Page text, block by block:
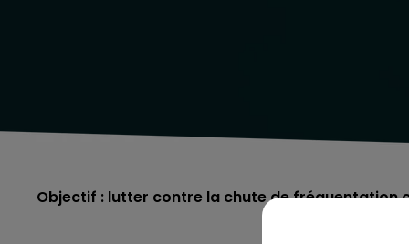
Objectif : lutter contre la chute de fréquentation